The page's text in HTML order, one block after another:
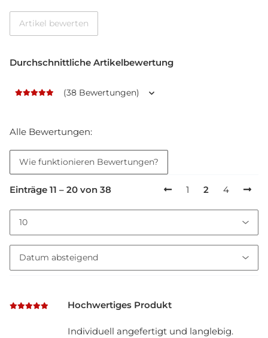
Durchschnittliche Artikelbewertung
(38 Bewertungen)
Artikel bewerten
Alle Bewertungen:
Wie funktionieren Bewertungen?
Einträge 11 – 20 von 38 1 2 4
Hochwertiges Produkt
Individuell angefertigt und langlebig.